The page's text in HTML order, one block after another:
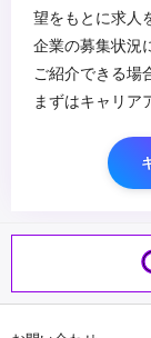
望をもとに求人
企業の募集状況
ご紹介できる場
まずはキャリア